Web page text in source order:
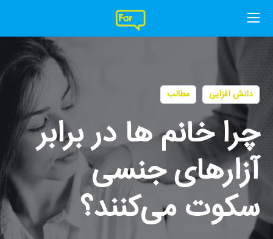
دانش افزایی مطالب
چرا خانم ها در برابر
آزارهای جنسی
سکوت می‌کنند؟